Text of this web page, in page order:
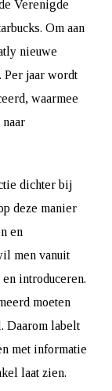
Verenigde
Om aan
nieuwe
Per jaar wordt
waarmee
dichter bij
deze manier
en
men vanuit
introduceren.
moeten
Daarom labelt
met informatie
laat zien.